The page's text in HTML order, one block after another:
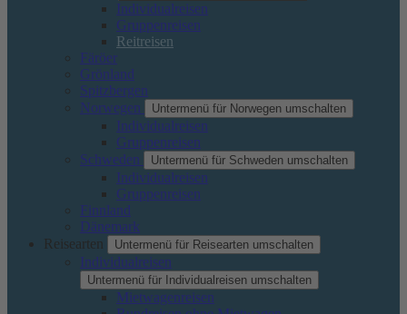
Individualreisen
Gruppenreisen
Reitreisen
Färöer
Grönland
Spitzbergen
Norwegen
Untermenü für Norwegen umschalten
Individualreisen
Gruppenreisen
Schweden
Untermenü für Schweden umschalten
Individualreisen
Gruppenreisen
Finnland
Dänemark
Reisearten
Untermenü für Reisearten umschalten
Individualreisen
Untermenü für Individualreisen umschalten
Mietwagenreisen